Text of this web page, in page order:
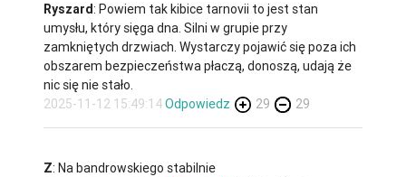
Ryszard: Powiem tak kibice tarnovii to jest stan
umysłu, który sięga dna. Silni w grupie przy
zamkniętych drzwiach. Wystarczy pojawić się poza ich
obszarem bezpieczeństwa płaczą, donoszą, udają że
nic się nie stało.
2025-11-12 15:49:14Odpowiedz 29 29
Z: Na bandrowskiego stabilnie